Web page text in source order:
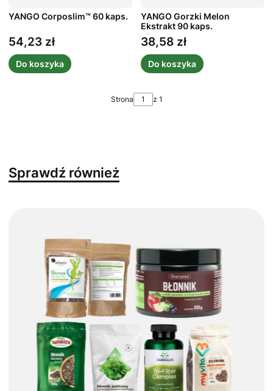
YANGO Corposlim™ 60 kaps.
Cena
54,23 zł
Do koszyka
YANGO Gorzki Melon
Ekstrakt 90 kaps.
Cena
38,58 zł
Do koszyka
Strona z 1
Sprawdź również